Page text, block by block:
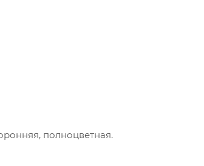
полноцветная.